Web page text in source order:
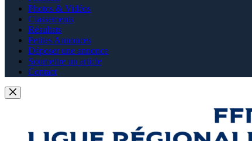
Photos & Vidéos
Classements
Résultats
Petites Annonces
Déposer une annonce
Soumettre un article
Contact